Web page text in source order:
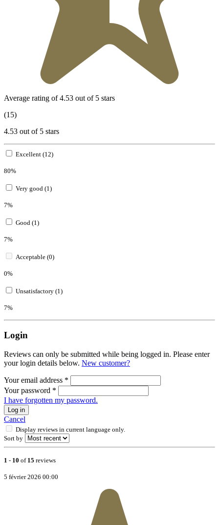
Average rating of 4.53 out of 5 stars
(15)
4.53 out of 5 stars
Excellent (12)
80%
Very good (1)
7%
Good (1)
7%
Acceptable (0)
0%
Unsatisfactory (1)
7%
Login
Reviews can only be submitted while being logged in. Please enter
your login details below. New customer?
Your email address *
Your password *
I have forgotten my password.
Log in
Cancel
Display reviews in current language only.
Sort by
1 - 10 of 15 reviews
5 février 2026 00:00